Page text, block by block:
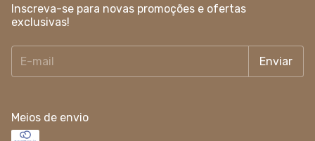
Inscreva-se para novas promoções e ofertas
exclusivas!
Meios de envio